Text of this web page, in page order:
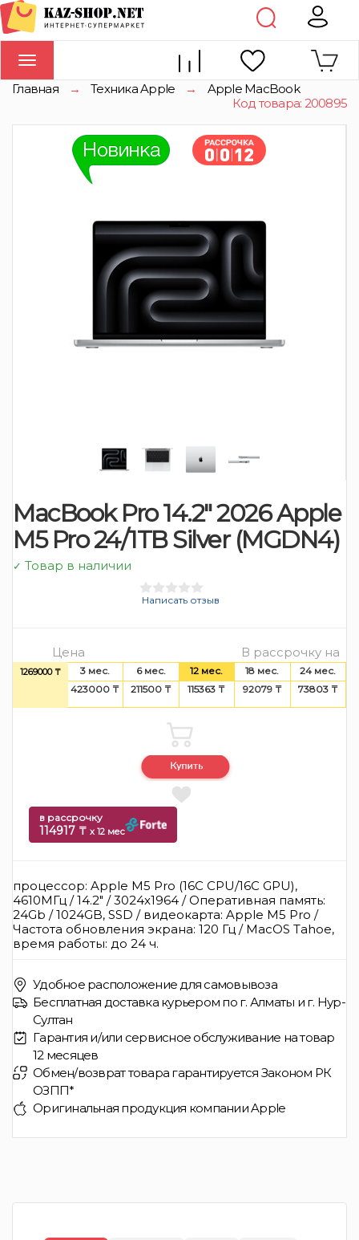
Toggle
navigation
Главная → Техника Apple →
Apple MacBook
Код товара: 200895
MacBook Pro 14.2″ 2026 Apple
M5 Pro 24/1TB Silver (MGDN4)
✓ Товар в наличии
Написать отзыв
Цена В рассрочку на
1269000 ₸ 3 мес. 6 мес. 12 мес. 18 мес.
24 мес.
423000 ₸
211500 ₸ 115363 ₸ 92079 ₸ 73803 ₸
в рассрочку
114917 ₸ x 12 мес
процессор: Apple M5 Pro (16C CPU/16C GPU),
4610МГц / 14.2" / 3024x1964 / Оперативная память:
24Gb / 1024GB, SSD / видеокарта: Apple M5 Pro /
Частота обновления экрана: 120 Гц / MacOS Tahoe,
время работы: до 24 ч.
Удобное расположение для самовывоза
Бесплатная доставка курьером по г. Алматы и г. Нур-
Султан
Гарантия и/или сервисное обслуживание на товар
12 месяцев
Обмен/возврат товара гарантируется Законом РК
ОЗПП*
Оригинальная продукция компании Apple